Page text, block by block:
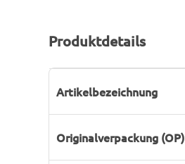
Produktdetails
Artikelbezeichnung
Originalverpackung (OP)